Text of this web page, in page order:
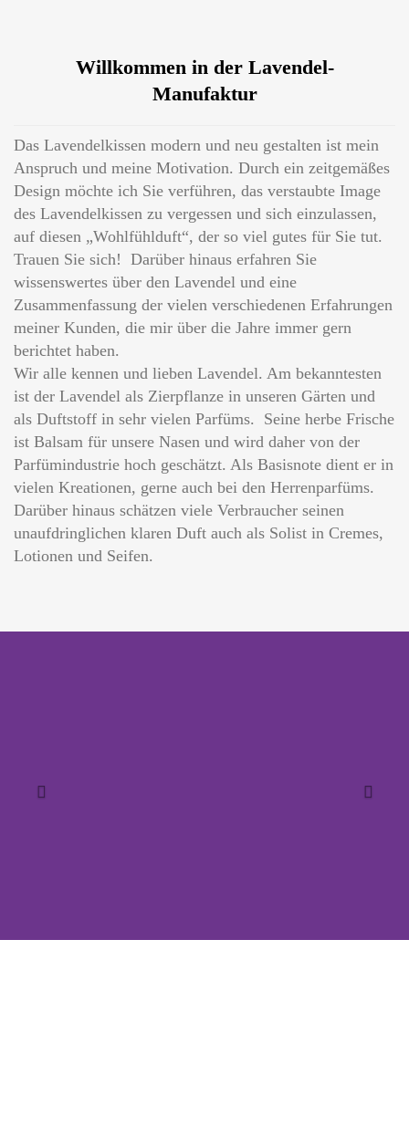
Willkommen in der Lavendel-
Manufaktur
Das Lavendelkissen modern und neu gestalten ist mein
Anspruch und meine Motivation. Durch ein zeitgemäßes
Design möchte ich Sie verführen, das verstaubte Image
des Lavendelkissen zu vergessen und sich einzulassen,
auf diesen „Wohlfühlduft“, der so viel gutes für Sie tut.
Trauen Sie sich! Darüber hinaus erfahren Sie
wissenswertes über den Lavendel und eine
Zusammenfassung der vielen verschiedenen Erfahrungen
meiner Kunden, die mir über die Jahre immer gern
berichtet haben.
Wir alle kennen und lieben Lavendel. Am bekanntesten
ist der Lavendel als Zierpflanze in unseren Gärten und
als Duftstoff in sehr vielen Parfüms. Seine herbe Frische
ist Balsam für unsere Nasen und wird daher von der
Parfümindustrie hoch geschätzt. Als Basisnote dient er in
vielen Kreationen, gerne auch bei den Herrenparfüms.
Darüber hinaus schätzen viele Verbraucher seinen
unaufdringlichen klaren Duft auch als Solist in Cremes,
Lotionen und Seifen.